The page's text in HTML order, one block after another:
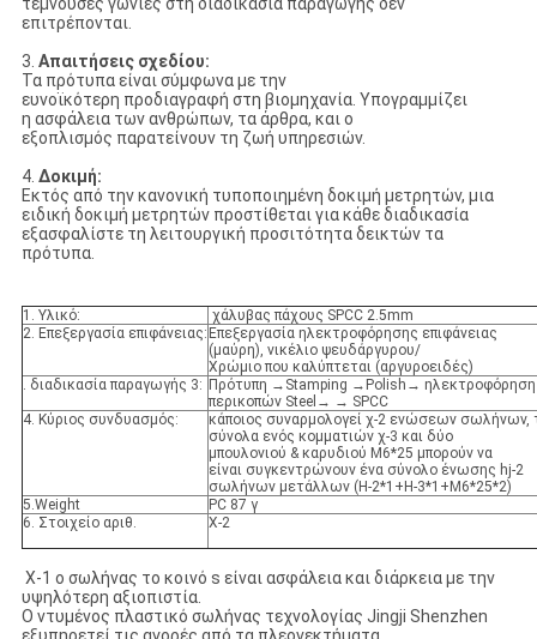
τέμνουσες γωνίες στη διαδικασία παραγωγής δεν
επιτρέπονται.
3. Απαιτήσεις σχεδίου:
Τα πρότυπα είναι σύμφωνα με την
ευνοϊκότερη προδιαγραφή στη βιομηχανία. Υπογραμμίζει
η ασφάλεια των ανθρώπων, τα άρθρα, και ο
εξοπλισμός παρατείνουν τη ζωή υπηρεσιών.
4. Δοκιμή:
Εκτός από την κανονική τυποποιημένη δοκιμή μετρητών, μια
ειδική δοκιμή μετρητών προστίθεται για κάθε διαδικασία
εξασφαλίστε τη λειτουργική προσιτότητα δεικτών τα
πρότυπα.
1. Υλικό:
χάλυβας πάχους SPCC 2.5mm
2. Επεξεργασία επιφάνειας: Επεξεργασία ηλεκτροφόρησης επιφάνειας
(μαύρη), νικέλιο ψευδάργυρου/
Χρώμιο που καλύπτεται (αργυροειδές)
. διαδικασία παραγωγής 3: Πρότυπη →Stamping →Polish→
περικοπών Steel→ → SPCC
4. Κύριος συνδυασμός:
κάποιος συναρμολογεί χ-2 ενώσεων σωλήνων,
σύνολα ενός κομματιών χ-3 και δύο
μπουλονιού & καρυδιού M6*25 μπορούν να
είναι συγκεντρώνουν ένα σύνολο ένωσης hj-2
σωλήνων μετάλλων (H-2*1+H-3*1+M6*25*2)
5.Weight
PC 87 γ
6. Στοιχείο αριθ.
Χ-2
Χ-1 ο σωλήνας το κοινό s είναι ασφάλεια και διάρκεια με την
υψηλότερη αξιοπιστία.
Ο ντυμένος πλαστικό σωλήνας τεχνολογίας Jingji Shenzhen